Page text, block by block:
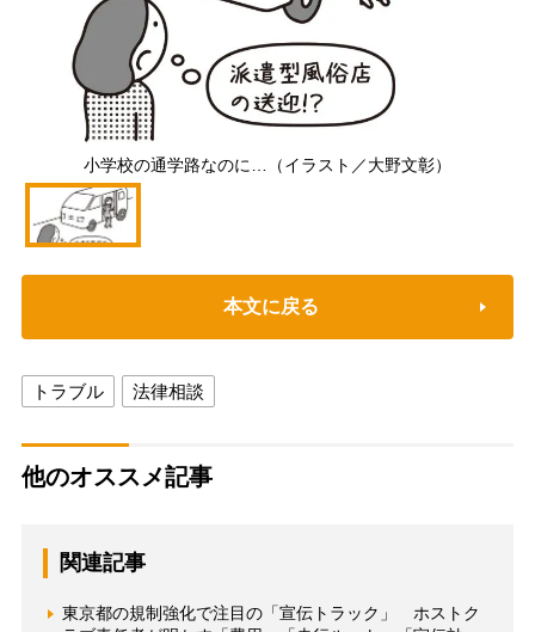
小学校の通学路なのに…（イラスト／大野文彰）
本文に戻る
トラブル 法律相談
他のオススメ記事
関連記事
東京都の規制強化で注目の「宣伝トラック」 ホストク